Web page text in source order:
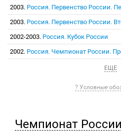
2003. Россия. Первенство России.
2003. Россия. Первенство России.
2002-2003. Россия. Кубок России
2002. Россия. Чемпионат России.
ЕЩЕ
? Условные
Чемпионат России